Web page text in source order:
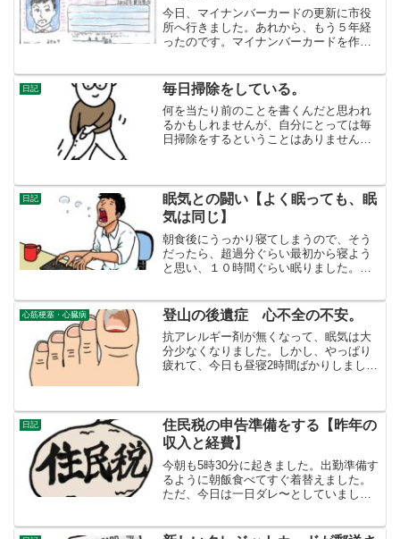
今日、マイナンバーカードの更新に市役
所へ行きました。あれから、もう５年経
ったのです。マイナンバーカードを作っ
ような。更新の時には、市役所に出向か
ないといけないんですね。...
日記 毎日掃除をしている。
何を当たり前のことを書くんだと思われ
るかもしれませんが、自分にとっては毎
日掃除をするということはありません。
れるのだったら、少々汚れ...
日記
眠気との闘い【よく眠っても、眠
気は同じ】
朝食後にうっかり寝てしまうので、そう
だったら、超過分ぐらい最初から寝よう
と思い、１０時間ぐらい眠りました。と
とか過去のブログを直したり、新しい記
事をあげる勉強をしていま...
心筋梗塞・心臓病 登山の後遺症 心不全の不安。
抗アレルギー剤が無くなって、眠気は大
分少なくなりました。しかし、やっぱり
疲れて、今日も昼寝2時間ばかりしまし
か？と、不安に駆り立てられ...
日記
住民税の申告準備をする【昨年の
収入と経費】
今朝も5時30分に起きました。出勤準備す
るように朝飯食べてすぐ着替えました。
ただ、今日は一日ダレ〜としていまし